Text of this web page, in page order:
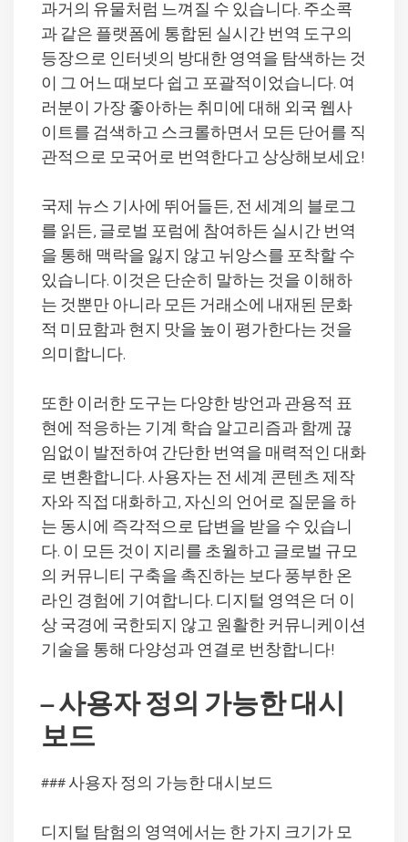
과거의 유물처럼 느껴질 수 있습니다. 주소콕
과 같은 플랫폼에 통합된 실시간 번역 도구의
등장으로 인터넷의 방대한 영역을 탐색하는 것
이 그 어느 때보다 쉽고 포괄적이었습니다. 여
러분이 가장 좋아하는 취미에 대해 외국 웹사
이트를 검색하고 스크롤하면서 모든 단어를 직
관적으로 모국어로 번역한다고 상상해보세요!
국제 뉴스 기사에 뛰어들든, 전 세계의 블로그
를 읽든, 글로벌 포럼에 참여하든 실시간 번역
을 통해 맥락을 잃지 않고 뉘앙스를 포착할 수
있습니다. 이것은 단순히 말하는 것을 이해하
는 것뿐만 아니라 모든 거래소에 내재된 문화
적 미묘함과 현지 맛을 높이 평가한다는 것을
의미합니다.
또한 이러한 도구는 다양한 방언과 관용적 표
현에 적응하는 기계 학습 알고리즘과 함께 끊
임없이 발전하여 간단한 번역을 매력적인 대화
로 변환합니다. 사용자는 전 세계 콘텐츠 제작
자와 직접 대화하고, 자신의 언어로 질문을 하
는 동시에 즉각적으로 답변을 받을 수 있습니
다. 이 모든 것이 지리를 초월하고 글로벌 규모
의 커뮤니티 구축을 촉진하는 보다 풍부한 온
라인 경험에 기여합니다. 디지털 영역은 더 이
상 국경에 국한되지 않고 원활한 커뮤니케이션
기술을 통해 다양성과 연결로 번창합니다!
– 사용자 정의 가능한 대시
보드
### 사용자 정의 가능한 대시보드
디지털 탐험의 영역에서는 한 가지 크기가 모